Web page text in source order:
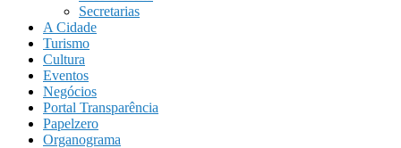
Secretarias
A Cidade
Turismo
Cultura
Eventos
Negócios
Portal Transparência
Papelzero
Organograma